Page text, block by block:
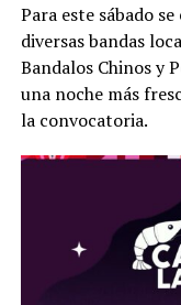
Para este sábado
diversas bandas
Bandalos Chinos y
una noche más
la convocatoria.